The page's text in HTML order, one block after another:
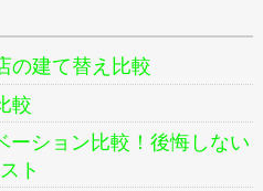
の建て替え比較
較
ーション比較！後悔しない
ト